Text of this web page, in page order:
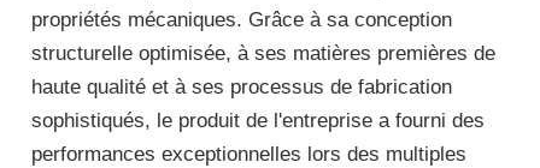
propriétés mécaniques. Grâce à sa conception
structurelle optimisée, à ses matières premières de
haute qualité et à ses processus de fabrication
sophistiqués, le produit de l'entreprise a fourni des
performances exceptionnelles lors des multiples